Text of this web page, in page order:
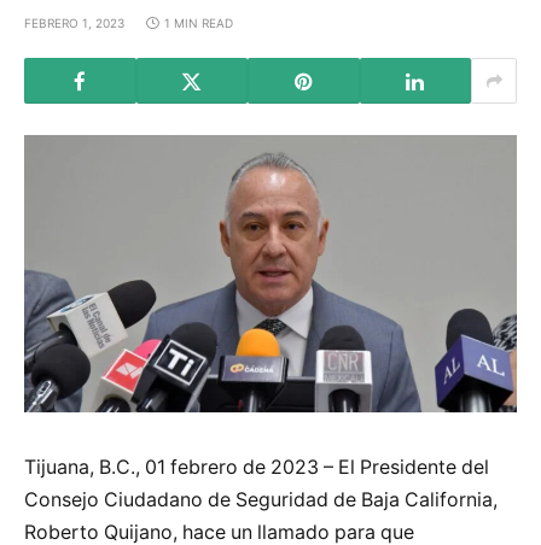
FEBRERO 1, 2023 1 MIN READ
Tijuana, B.C., 01 febrero de 2023 – El Presidente del
Consejo Ciudadano de Seguridad de Baja California,
Roberto Quijano, hace un llamado para que